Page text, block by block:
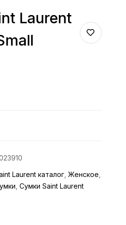
Laurent
Laurent каталог ,Женское
,Сумки Saint Laurent